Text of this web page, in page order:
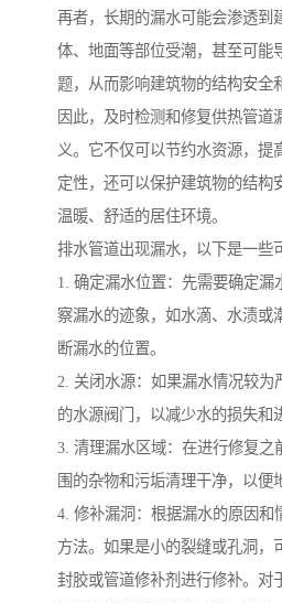
再者，长期的漏水可能会渗透到
体、地面等部位受潮，甚至可能
题，从而影响建筑物的结构安全
因此，及时检测和修复供热管道
义。它不仅可以节约水资源，提
定性，还可以保护建筑物的结构
温暖、舒适的居住环境。
排水管道出现漏水，以下是一些
1. 确定漏水位置：先需要确定漏
察漏水的迹象，如水滴、水渍或
断漏水的位置。
2. 关闭水源：如果漏水情况较为
的水源阀门，以减少水的损失和
3. 清理漏水区域：在进行修复之
围的杂物和污垢清理干净，以便
4. 修补漏洞：根据漏水的原因和
方法。如果是小的裂缝或孔洞，
封胶或管道修补剂进行修补。对